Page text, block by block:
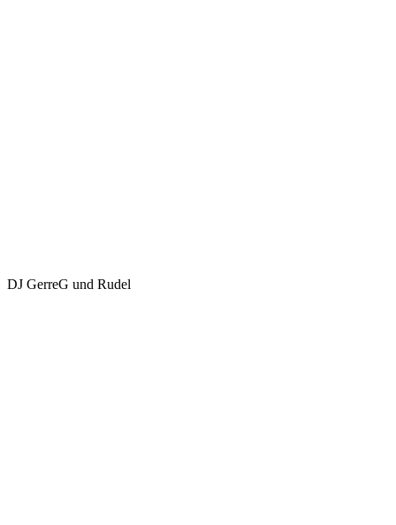
DJ GerreG und Rudel